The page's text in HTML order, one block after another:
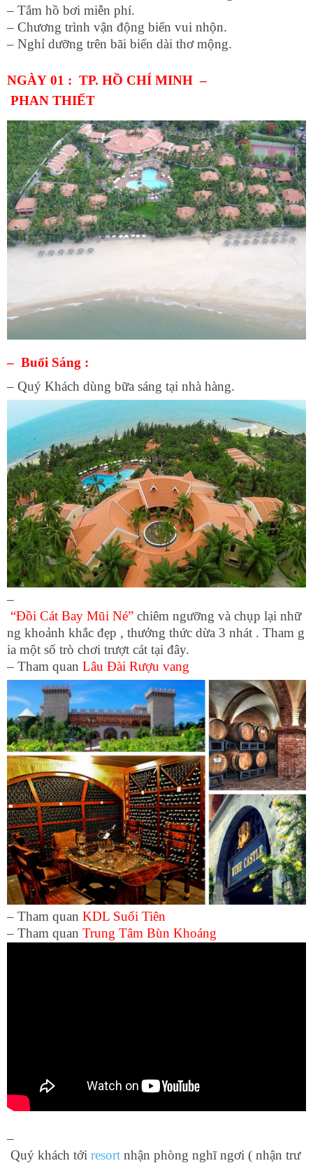
– Tắm hồ bơi miễn phí.
– Chương trình vận động biển vui nhộn.
– Nghỉ dưỡng trên bãi biển dài thơ mộng.
NGÀY 01 : TP. HỒ CHÍ MINH –
PHAN THIẾT
– Buổi Sáng :
– Quý Khách dùng bữa sáng tại nhà hàng.
–
“Đồi Cát Bay Mũi Né” chiêm ngưỡng và chụp lại nhữ
ng khoảnh khắc đẹp , thưởng thức dừa 3 nhát . Tham g
ia một số trò chơi trượt cát tại đây.
– Tham quan Lâu Đài Rượu vang
– Tham quan KDL Suối Tiên
– Tham quan Trung Tâm Bùn Khoáng
–
Quý khách tới resort nhận phòng nghĩ ngơi ( nhận trư